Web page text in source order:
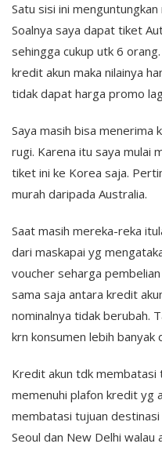
Satu sisi ini
Soalnya saya dapat tiket
sehingga cukup utk 6
kredit akun maka nilainya
tidak dapat harga promo
Saya masih bisa menerima
rugi. Karena itu saya mulai
tiket ini ke Korea saja.
murah daripada Australia.
Saat masih mereka-reka
dari maskapai yg
voucher seharga
sama saja antara kredit
nominalnya tidak berubah.
krn konsumen lebih banyak
Kredit akun tdk membatasi
memenuhi plafon kredit yg
membatasi tujuan destinasi
Seoul dan New Delhi walau